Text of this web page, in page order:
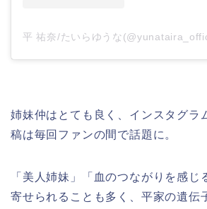
姉妹仲はとても良く、インスタグラ
稿は毎回ファンの間で話題に。
「美人姉妹」「血のつながりを感じ
寄せられることも多く、平家の遺伝